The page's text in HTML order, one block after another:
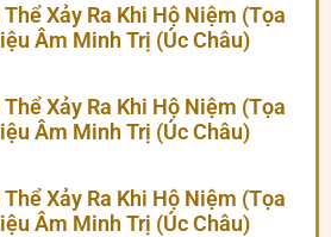
Xảy Ra Khi Hộ Niệm (Tọa
Âm Minh Trị (Úc Châu)
Xảy Ra Khi Hộ Niệm (Tọa
Âm Minh Trị (Úc Châu)
Xảy Ra Khi Hộ Niệm (Tọa
Âm Minh Trị (Úc Châu)